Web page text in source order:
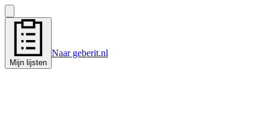
Mijn lijsten
Naar geberit.nl